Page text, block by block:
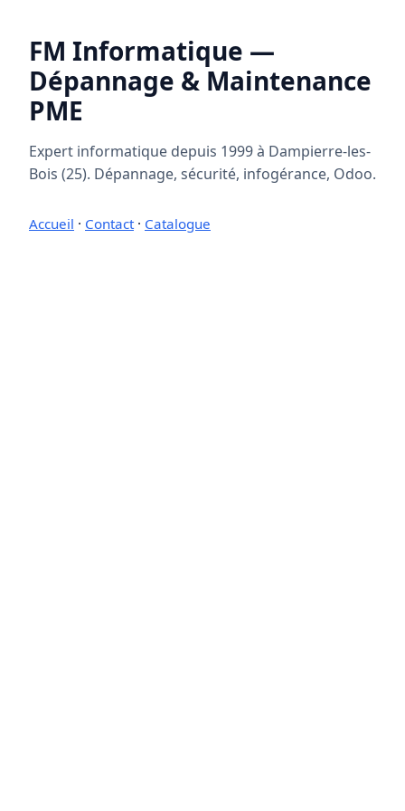
FM Informatique —
Dépannage & Maintenance
PME
Expert informatique depuis 1999 à Dampierre-les-
Bois (25). Dépannage, sécurité, infogérance, Odoo.
Accueil · Contact· Catalogue